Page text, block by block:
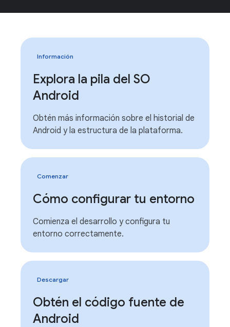
Información
Explora la pila del SO
Android
Obtén más información sobre el historial de
Android y la estructura de la plataforma.
Comenzar
Cómo configurar tu entorno
Comienza el desarrollo y configura tu
entorno correctamente.
Descargar
Obtén el código fuente de
Android